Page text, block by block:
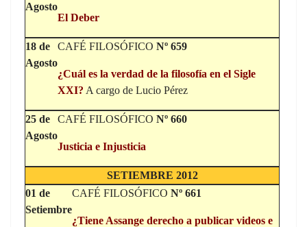
Agosto
El Deber
18 de
Agosto
CAFÉ FILOSÓFICO Nº 659
¿Cuál es la verdad de la filosofía en el Sigle
XXI? A cargo de Lucio Pérez
25 de
Agosto
CAFÉ FILOSÓFICO Nº 660
Justicia e Injusticia
SETIEMBRE 2012
01 de
Setiembre
CAFÉ FILOSÓFICO Nº 661
¿Tiene Assange derecho a publicar videos e